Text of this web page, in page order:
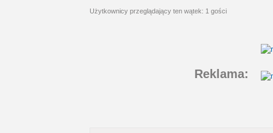
Użytkownicy przeglądający ten wątek: 1 gości
Reklama: